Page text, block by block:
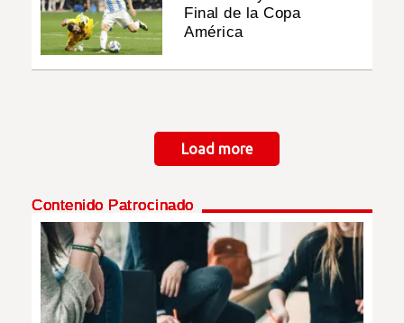
Final de la Copa
América
Load more
Contenido Patrocinado